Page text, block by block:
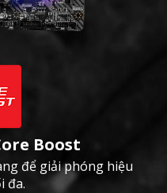
Boost
để giải phóng hiệu
đa.